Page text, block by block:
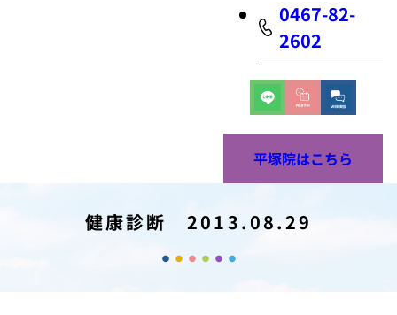
0467-82-
2602
平塚院はこちら
健康診断 2013.08.29